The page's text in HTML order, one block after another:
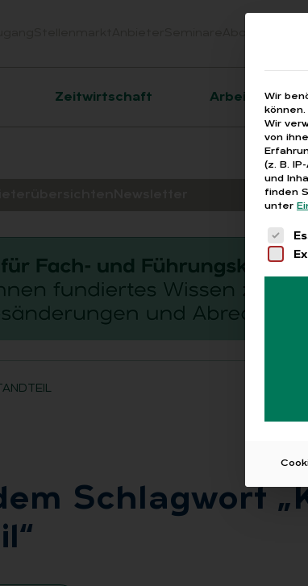
Zeitwirtschaft Arbeitsrecht
Schlag­wort
Wir
können.
Wir
von
(z. B.
und
finden
unter
Es